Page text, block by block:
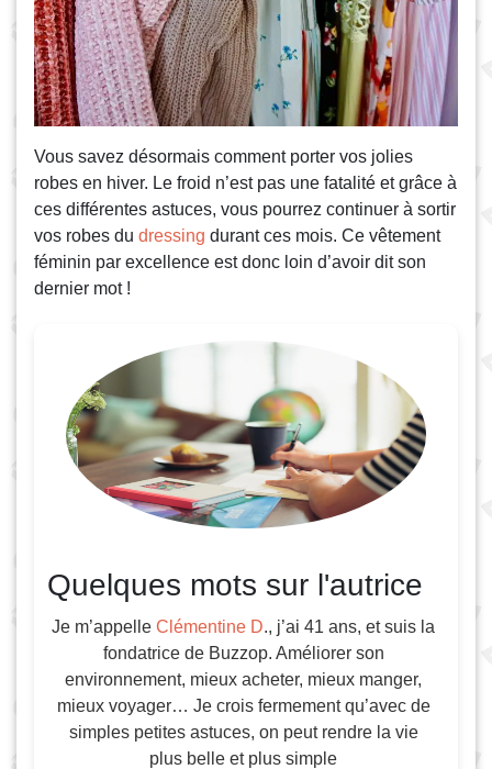
Vous savez désormais comment porter vos jolies
robes en hiver. Le froid n’est pas une fatalité et grâce à
ces différentes astuces, vous pourrez continuer à sortir
vos robes du dressing durant ces mois. Ce vêtement
féminin par excellence est donc loin d’avoir dit son
dernier mot !
Quelques mots sur l'autrice
Je m’appelle Clémentine D., j’ai 41 ans, et suis la
fondatrice de Buzzop. Améliorer son
environnement, mieux acheter, mieux manger,
mieux voyager… Je crois fermement qu’avec de
simples petites astuces, on peut rendre la vie
plus belle et plus simple